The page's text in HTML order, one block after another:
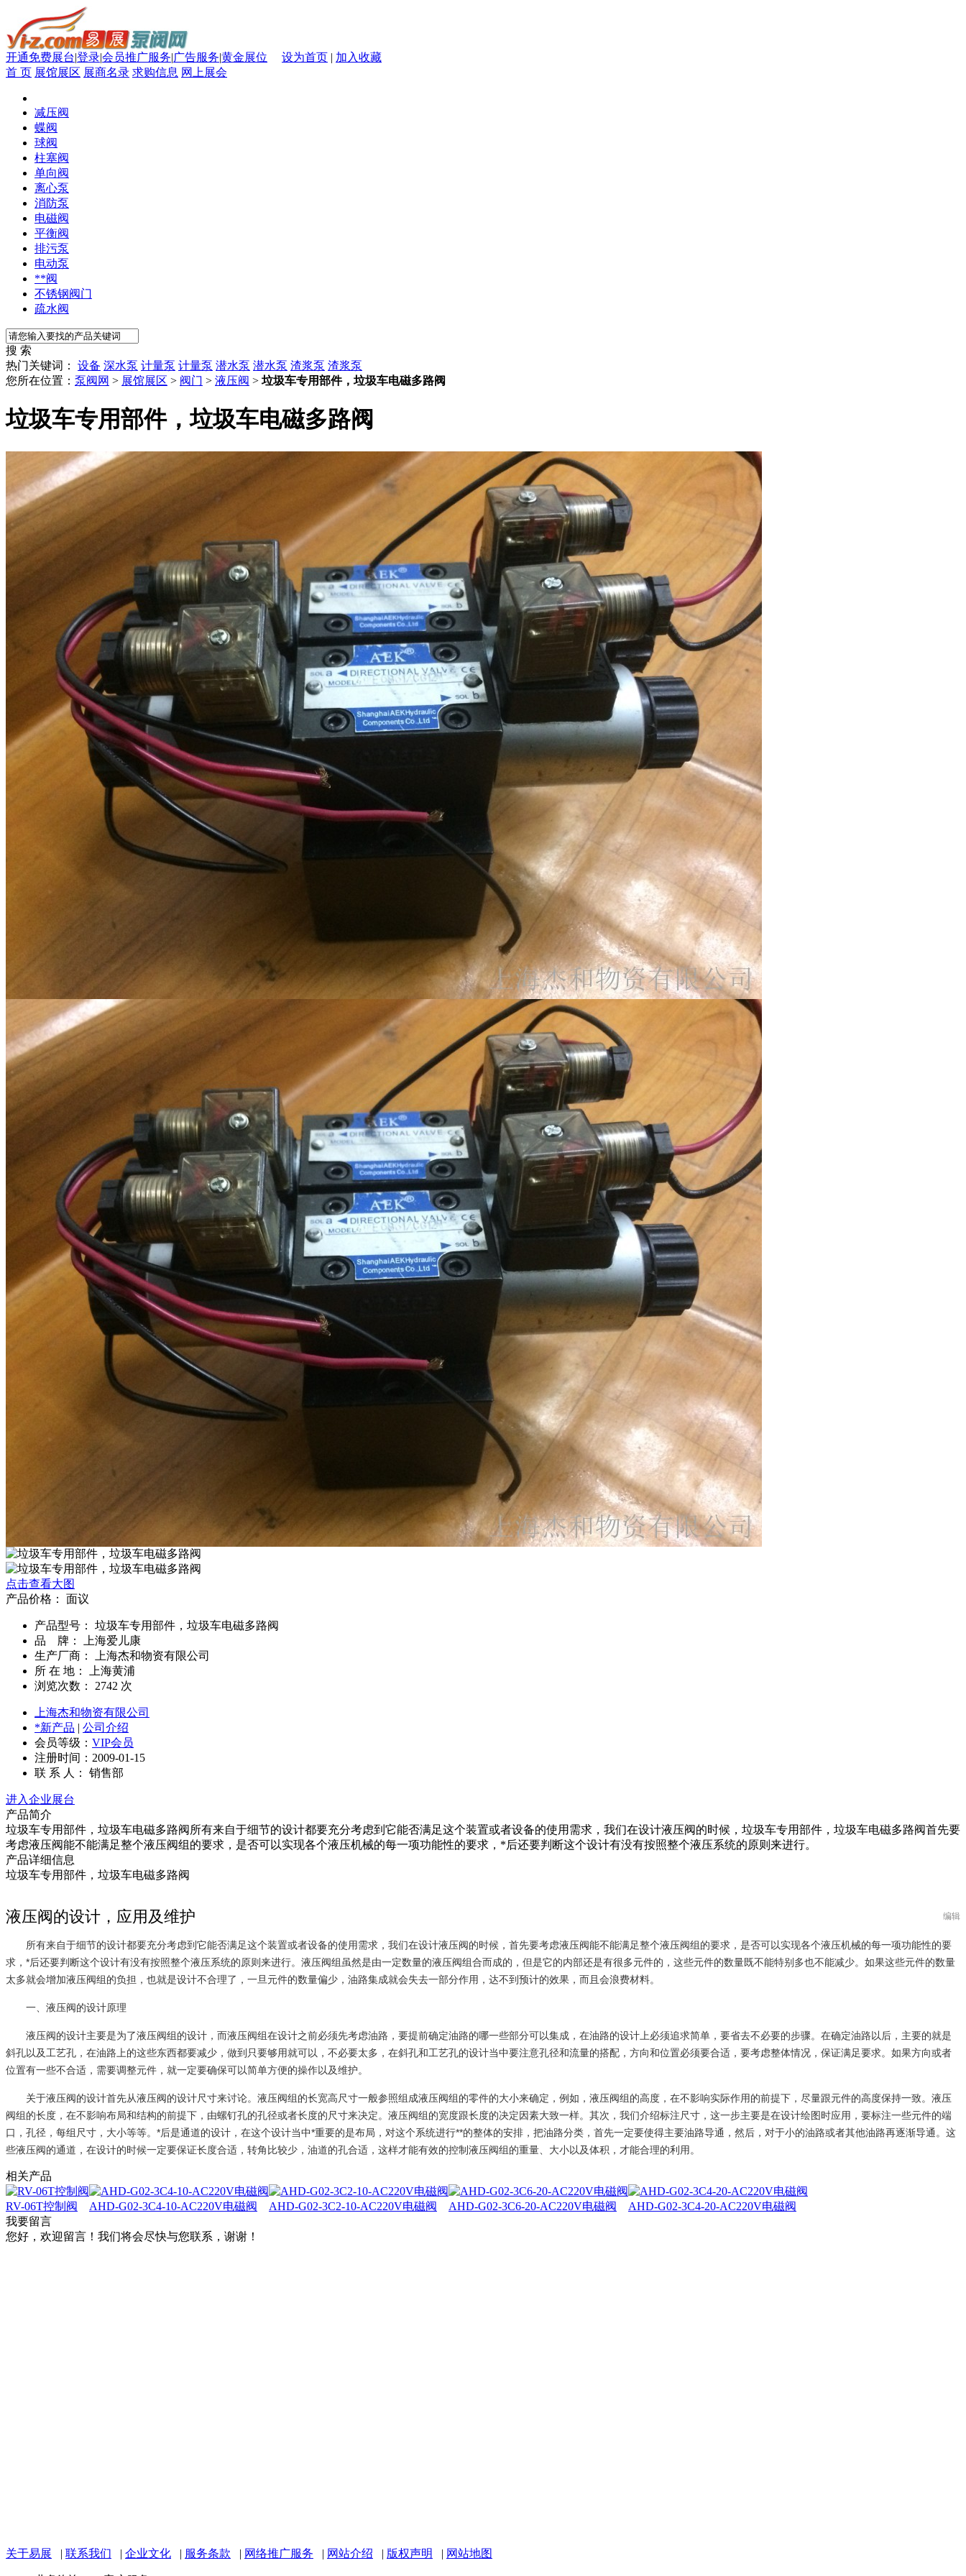
开通免费展台|登录|会员推广服务|广告服务|黄金展位 设为首页 | 加入收藏
首 页 展馆展区 展商名录 求购信息 网上展会
减压阀
蝶阀
球阀
柱塞阀
单向阀
离心泵
消防泵
电磁阀
平衡阀
排污泵
电动泵
**阀
不锈钢阀门
疏水阀
搜 索
热门关键词： 设备 深水泵 计量泵 计量泵 潜水泵 潜水泵 渣浆泵 渣浆泵
您所在位置： 泵阀网 > 展馆展区 > 阀门 > 液压阀 >垃圾车专用部件，垃圾车电磁多路阀
垃圾车专用部件，垃圾车电磁多路阀
点击查看大图
产品价格： 面议
产品型号： 垃圾车专用部件，垃圾车电磁多路阀
品 牌： 上海爱儿康
生产厂商： 上海杰和物资有限公司
所 在 地： 上海黄浦
浏览次数： 2742 次
上海杰和物资有限公司
*新产品 | 公司介绍
会员等级： VIP会员
注册时间：2009-01-15
联 系 人： 销售部
进入企业展台
产品简介
垃圾车专用部件，垃圾车电磁多路阀所有来自于细节的设计都要充分考虑到它能否满足这个装置或者设备的使用需求，我们在设计液压阀的时候，垃圾车专用部件，垃圾车电磁多路阀首先要
考虑液压阀能不能满足整个液压阀组的要求，是否可以实现各个液压机械的每一项功能性的要求，*后还要判断这个设计有没有按照整个液压系统的原则来进行。
产品详细信息
垃圾车专用部件，垃圾车电磁多路阀
液压阀的设计，应用及维护 编辑
所有来自于细节的设计都要充分考虑到它能否满足这个装置或者设备的使用需求，我们在设计液压阀的时候，首先要考虑液压阀能不能满足整个液压阀组的要求，是否可以实现各个液压机械的每一项功能性的要
求，*后还要判断这个设计有没有按照整个液压系统的原则来进行。液压阀组虽然是由一定数量的液压阀组合而成的，但是它的内部还是有很多元件的，这些元件的数量既不能特别多也不能减少。如果这些元件的数量
太多就会增加液压阀组的负担，也就是设计不合理了，一旦元件的数量偏少，油路集成就会失去一部分作用，达不到预计的效果，而且会浪费材料。
一、液压阀的设计原理
液压阀的设计主要是为了液压阀组的设计，而液压阀组在设计之前必须先考虑油路，要提前确定油路的哪一些部分可以集成，在油路的设计上必须追求简单，要省去不必要的步骤。在确定油路以后，主要的就是
斜孔以及工艺孔，在油路上的这些东西都要减少，做到只要够用就可以，不必要太多，在斜孔和工艺孔的设计当中要注意孔径和流量的搭配，方向和位置必须要合适，要考虑整体情况，保证满足要求。如果方向或者
位置有一些不合适，需要调整元件，就一定要确保可以简单方便的操作以及维护。
关于液压阀的设计首先从液压阀的设计尺寸来讨论。液压阀组的长宽高尺寸一般参照组成液压阀组的零件的大小来确定，例如，液压阀组的高度，在不影响实际作用的前提下，尽量跟元件的高度保持一致。液压
阀组的长度，在不影响布局和结构的前提下，由螺钉孔的孔径或者长度的尺寸来决定。液压阀组的宽度跟长度的决定因素大致一样。其次，我们介绍标注尺寸，这一步主要是在设计绘图时应用，要标注一些元件的端
口，孔径，每组尺寸，大小等等。*后是通道的设计，在这个设计当中*重要的是布局，对这个系统进行**的整体的安排，把油路分类，首先一定要使得主要油路导通，然后，对于小的油路或者其他油路再逐渐导通。这
些液压阀的通道，在设计的时候一定要保证长度合适，转角比较少，油道的孔合适，这样才能有效的控制液压阀组的重量、大小以及体积，才能合理的利用。
相关产品
RV-06T控制阀 AHD-G02-3C4-10-AC220V电磁阀 AHD-G02-3C2-10-AC220V电磁阀 AHD-G02-3C6-20-AC220V电磁阀
AHD-G02-3C4-20-AC220V电磁阀
我要留言
您好，欢迎留言！我们将会尽快与您联系，谢谢！
关于易展 | 联系我们 | 企业文化 | 服务条款 | 网络推广服务 | 网站介绍 | 版权声明 | 网站地图